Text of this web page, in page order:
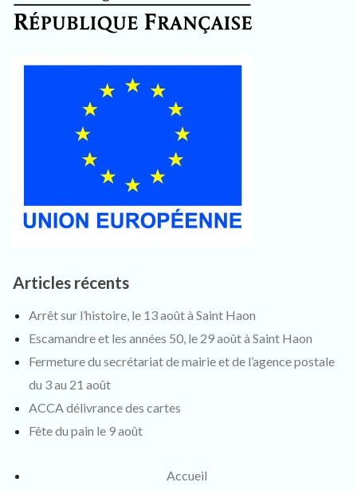
Articles récents
Arrêt sur l’histoire, le 13 août à Saint Haon
Escamandre et les années 50, le 29 août à Saint Haon
Fermeture du secrétariat de mairie et de l’agence postale
du 3 au 21 août
ACCA délivrance des cartes
Fête du pain le 9 août
Accueil